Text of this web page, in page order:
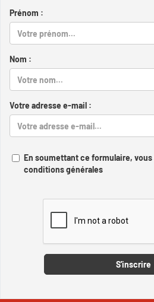
Prénom :
Nom :
Votre adresse e-mail :
En soumettant ce formulaire,
conditions générales
S'inscrire